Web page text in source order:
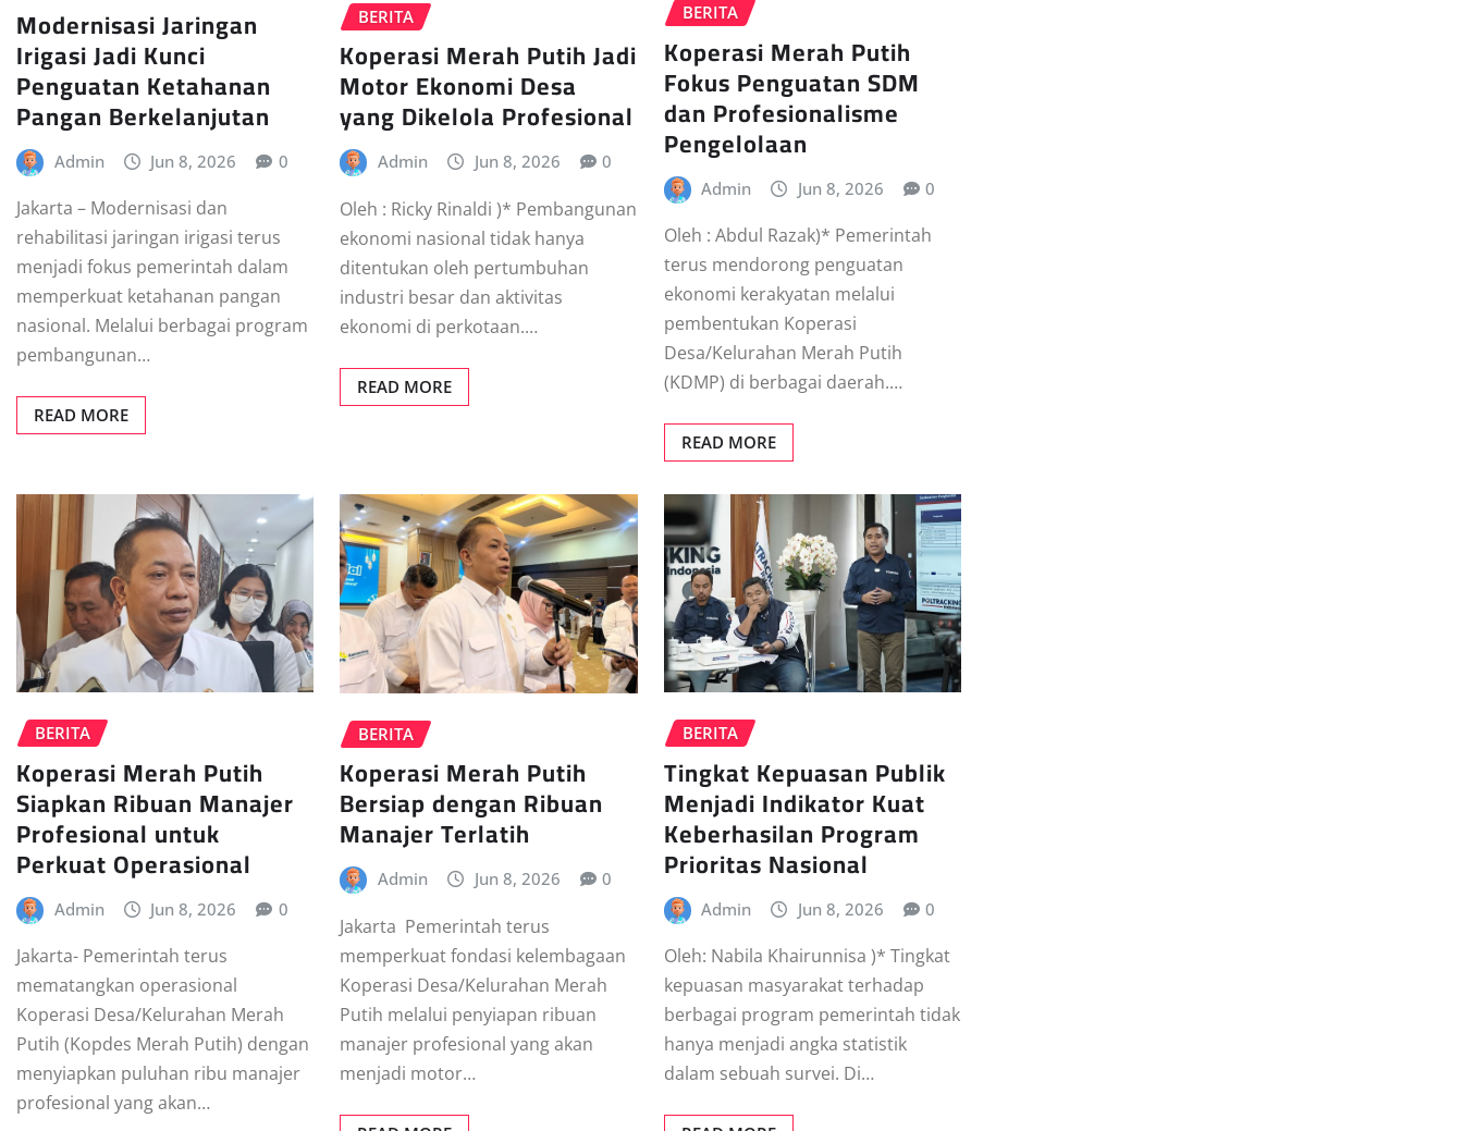
Modernisasi Jaringan
Irigasi Jadi Kunci
Penguatan Ketahanan
Pangan Berkelanjutan
Admin Jun 8, 2026 0
Jakarta – Modernisasi dan
rehabilitasi jaringan irigasi terus
menjadi fokus pemerintah dalam
memperkuat ketahanan pangan
nasional. Melalui berbagai program
pembangunan…
READ MORE
BERITA
Koperasi Merah Putih Jadi
Motor Ekonomi Desa
yang Dikelola Profesional
Admin Jun 8, 2026 0
Oleh : Ricky Rinaldi )* Pembangunan
ekonomi nasional tidak hanya
ditentukan oleh pertumbuhan
industri besar dan aktivitas
ekonomi di perkotaan.…
READ MORE
BERITA
Koperasi Merah Putih
Fokus Penguatan SDM
dan Profesionalisme
Pengelolaan
Admin Jun 8, 2026 0
Oleh : Abdul Razak)* Pemerintah
terus mendorong penguatan
ekonomi kerakyatan melalui
pembentukan Koperasi
Desa/Kelurahan Merah Putih
(KDMP) di berbagai daerah.…
READ MORE
BERITA
Koperasi Merah Putih
Siapkan Ribuan Manajer
Profesional untuk
Perkuat Operasional
Admin Jun 8, 2026 0
Jakarta- Pemerintah terus
mematangkan operasional
Koperasi Desa/Kelurahan Merah
Putih (Kopdes Merah Putih) dengan
menyiapkan puluhan ribu manajer
profesional yang akan…
BERITA
Koperasi Merah Putih
Bersiap dengan Ribuan
Manajer Terlatih
Admin Jun 8, 2026 0
Jakarta  Pemerintah terus
memperkuat fondasi kelembagaan
Koperasi Desa/Kelurahan Merah
Putih melalui penyiapan ribuan
manajer profesional yang akan
menjadi motor…
BERITA
Tingkat Kepuasan Publik
Menjadi Indikator Kuat
Keberhasilan Program
Prioritas Nasional
Admin Jun 8, 2026 0
Oleh: Nabila Khairunnisa )* Tingkat
kepuasan masyarakat terhadap
berbagai program pemerintah tidak
hanya menjadi angka statistik
dalam sebuah survei. Di…